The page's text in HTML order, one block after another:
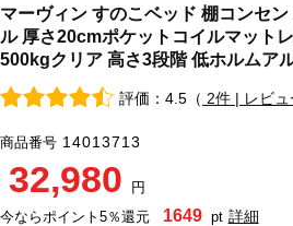
マーヴィン すのこベッド 棚コンセ
ル 厚さ20cmポケットコイルマット
500kgクリア 高さ3段階 低ホルムア
評価：4.5（ 2件 | レビ
商品番号 14013713
32,980
円
今ならポイント5％還元
1649 pt 詳細